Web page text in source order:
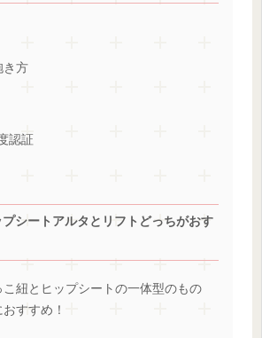
き方
認証
プシートアルタとリフトどっちがおす
こ紐とヒップシートの一体型のもの
すすめ！